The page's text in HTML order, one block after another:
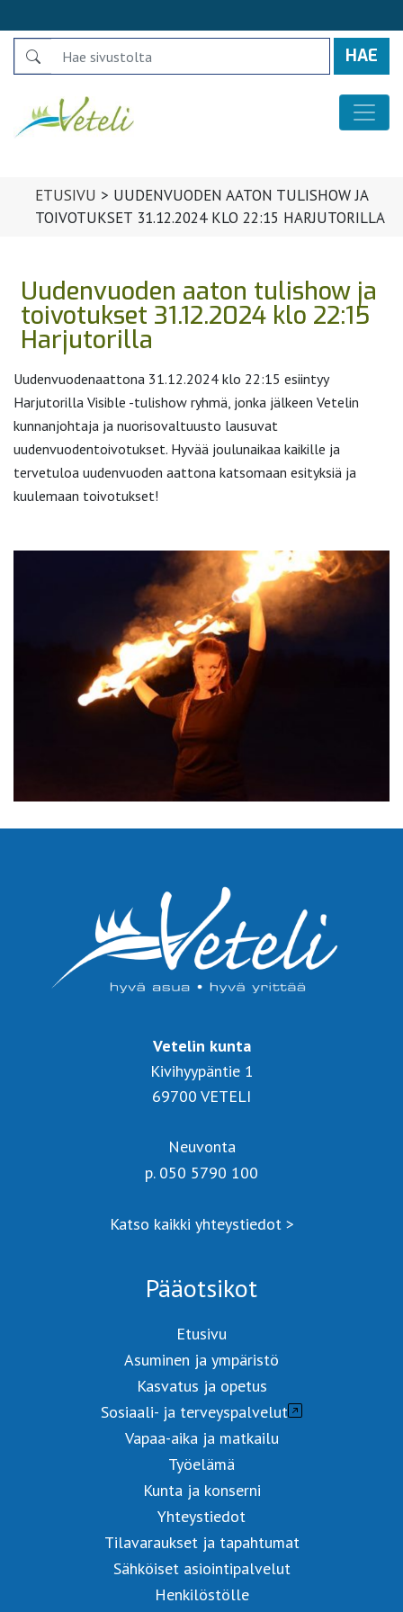
Search
ETUSIVU > UUDENVUODEN AATON TULISHOW JA
TOIVOTUKSET 31.12.2024 KLO 22:15 HARJUTORILLA
Uudenvuoden aaton tulishow ja
toivotukset 31.12.2024 klo 22:15
Harjutorilla
Uudenvuodenaattona 31.12.2024 klo 22:15 esiintyy
Harjutorilla Visible -tulishow ryhmä, jonka jälkeen Vetelin
kunnanjohtaja ja nuorisovaltuusto lausuvat
uudenvuodentoivotukset. Hyvää joulunaikaa kaikille ja
tervetuloa uudenvuoden aattona katsomaan esityksiä ja
kuulemaan toivotukset!
Vetelin kunta
Kivihyypäntie 1
69700 VETELI
Neuvonta
p. 050 5790 100
Katso kaikki yhteystiedot >
Pääotsikot
Etusivu
Asuminen ja ympäristö
Kasvatus ja opetus
Sosiaali- ja terveyspalvelut
Vapaa-aika ja matkailu
Työelämä
Kunta ja konserni
Yhteystiedot
Tilavaraukset ja tapahtumat
Sähköiset asiointipalvelut
Henkilöstölle